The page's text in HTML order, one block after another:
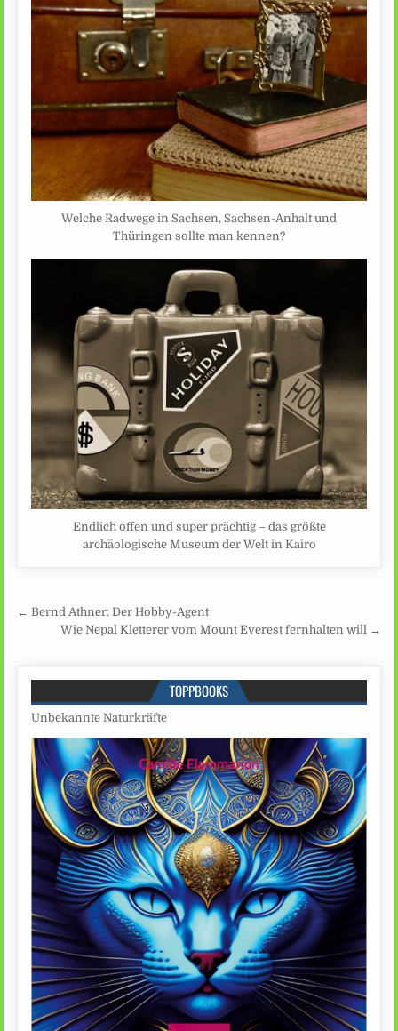
Welche Radwege in Sachsen, Sachsen-Anhalt und
Thüringen sollte man kennen?
Endlich offen und super prächtig – das größte
archäologische Museum der Welt in Kairo
Beitragsnavigation
← Bernd Athner: Der Hobby-Agent
Wie Nepal Kletterer vom Mount Everest fernhalten will →
TOPPBOOKS
Unbekannte Naturkräfte